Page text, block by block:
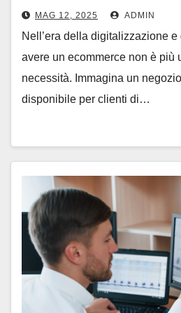
Realizzazione di un
MAG 12, 2025 ADMIN
Nell’era della digitalizzazione
avere un ecommerce non è più
necessità. Immagina un
disponibile per clienti di…